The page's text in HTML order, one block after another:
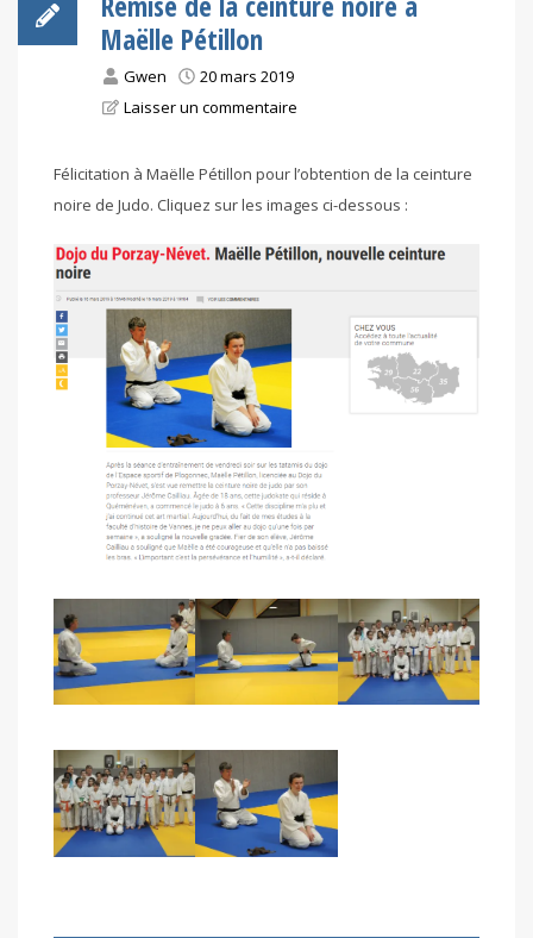
Maëlle Pétillon
Gwen
20 mars 2019
Laisser un commentaire
Félicitation à Maëlle Pétillon pour l’obtention de la ceinture
noire de Judo. Cliquez sur les images ci-dessous :